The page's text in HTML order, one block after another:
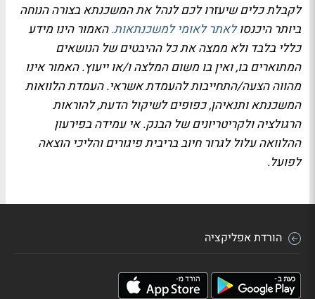
לקבלת כלים שיעזרו לכם לנהל את המשכנתא בצורה הנוחה
ביותר היכנסולאתר לאומי למשכנתאות.​האמור הינו מידע
כללי בלבד ולא ממצה את כל ההיבטים של הנושאים
המתוארים בו, ואין בו משום המלצה ו/או ייעוץ. האמור אינו
מהווה הצעה/התחייבות להעמדת אשראי. העמדת הלוואות
המשכנתא ותנאיהן, כפופים לשיקול הדעת, להוראות
הרגולציה ולקריטריונים של הבנק. אי עמידה בפירעון
ההלוואה עלול לגרור חיוב בריבית פיגורים והליכי הוצאה
לפועל.
הורדת אפליקציה